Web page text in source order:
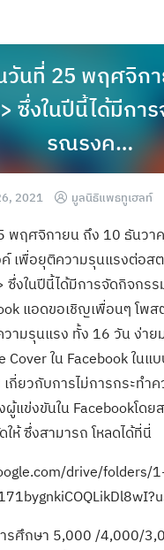
วันที่ 25 พฤศจิก
ซึ่งในปีนี้ได้มีกา
รณรงค…
2021 มูลนิธิแพธทูเฮลท์
พฤศจิกายน ถึง 10 ธันวา
เพื่อยุติความรุนแรงต่อส
ซึ่งในปีนี้ได้มีการจัดกิจกร
แอดขอเชิญเพื่อนๆ โพ
ามรุนแรง ทั้ง 16 วัน ง่าย
Cover ใน Facebook ในแ
กี่ยวกับการไม่การกระทำ
ผู้แข่งขันใน Facebookโดย
ห้ ซึ่งสามารถ โหลดได้ที่นี่
drive/folders/
รศึกษา 5,000 /4,000/